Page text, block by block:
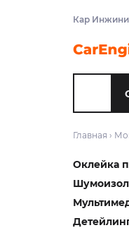
Кар
Главная ›
Оклейка